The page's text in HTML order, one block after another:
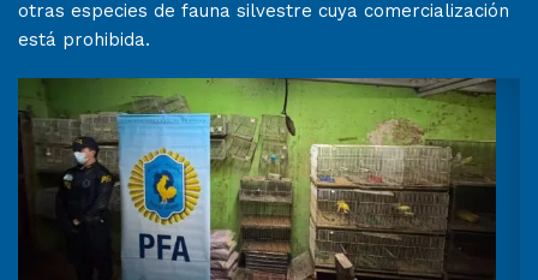
otras especies de fauna silvestre cuya comercialización
está prohibida.